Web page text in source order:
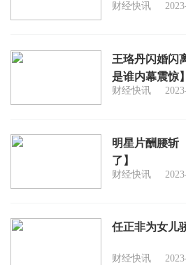
财经快讯
王珞丹闪婚闪
是谁内幕震惊】
财经快讯
明星片酬腰斩
了】
财经快讯
任正非为女儿
财经快讯